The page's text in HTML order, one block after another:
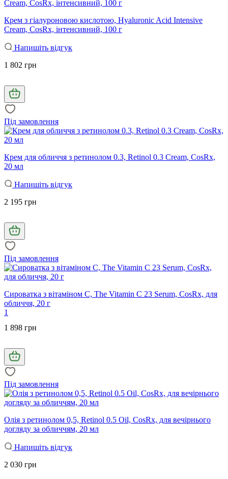
Крем з гіалуроновою кислотою, Hyaluronic Acid Intensive
Cream, CosRx, інтенсивний, 100 г
Напишіть відгук
1 802 грн
Під замовлення
Крем для обличчя з ретинолом 0.3, Retinol 0.3 Cream, CosRx,
20 мл
Напишіть відгук
2 195 грн
Під замовлення
Сироватка з вітаміном С, The Vitamin C 23 Serum, CosRx, для
обличчя, 20 г
1
1 898 грн
Під замовлення
Олія з ретинолом 0,5, Retinol 0.5 Oil, CosRx, для вечірнього
догляду за обличчям, 20 мл
Напишіть відгук
2 030 грн